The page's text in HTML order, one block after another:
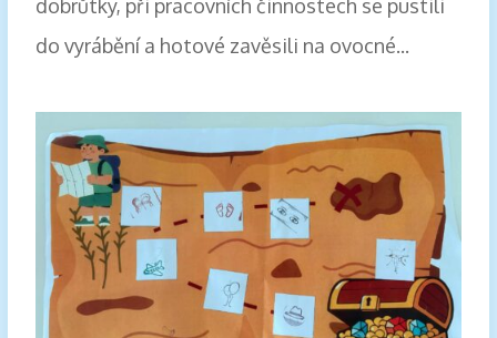
dobrůtky, při pracovních činnostech se pustili
do vyrábění a hotové zavěsili na ovocné...